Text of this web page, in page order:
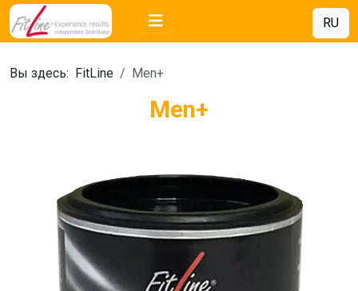
RU
Вы здесь: FitLine Men+
Men+